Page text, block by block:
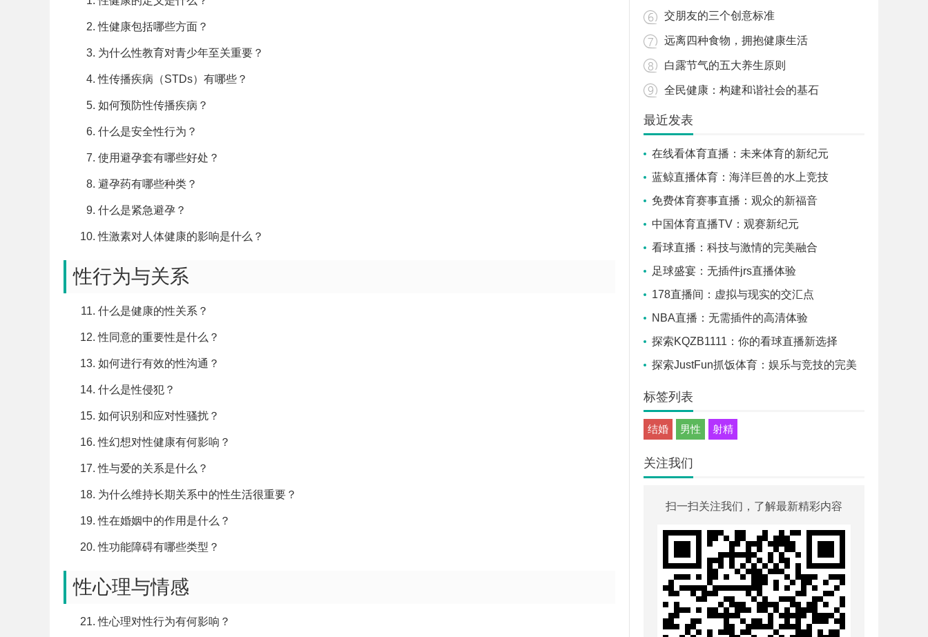
性健康包括哪些方面？
为什么性教育对青少年至关重要？
性传播疾病（STDs）有哪些？
如何预防性传播疾病？
什么是安全性行为？
使用避孕套有哪些好处？
避孕药有哪些种类？
什么是紧急避孕？
性激素对人体健康的影响是什么？
性行为与关系
什么是健康的性关系？
性同意的重要性是什么？
如何进行有效的性沟通？
什么是性侵犯？
如何识别和应对性骚扰？
性幻想对性健康有何影响？
性与爱的关系是什么？
为什么维持长期关系中的性生活很重要？
性在婚姻中的作用是什么？
性功能障碍有哪些类型？
性心理与情感
性心理对性行为有何影响？
交朋友的三个创意标准
远离四种食物，拥抱健康生活
白露节气的五大养生原则
全民健康：构建和谐社会的基石
最近发表
在线看体育直播：未来体育的新纪元
蓝鲸直播体育：海洋巨兽的水上竞技
免费体育赛事直播：观众的新福音
中国体育直播TV：观赛新纪元
看球直播：科技与激情的完美融合
足球盛宴：无插件jrs直播体验
178直播间：虚拟与现实的交汇点
NBA直播：无需插件的高清体验
探索KQZB1111：你的看球直播新选择
探索JustFun抓饭体育：娱乐与竞技的完美
融合
标签列表
结婚 男性 射精
关注我们
扫一扫关注我们，了解最新精彩内容